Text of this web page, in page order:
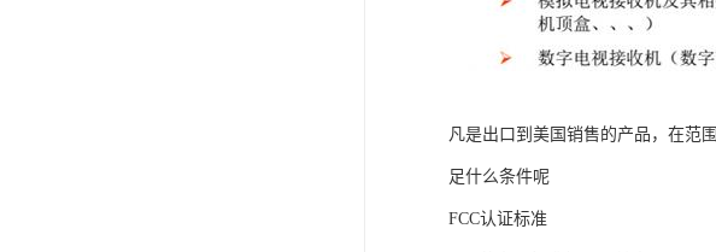
凡是出口到美国销售的产品，在范
足什么条件呢
FCC认证标准